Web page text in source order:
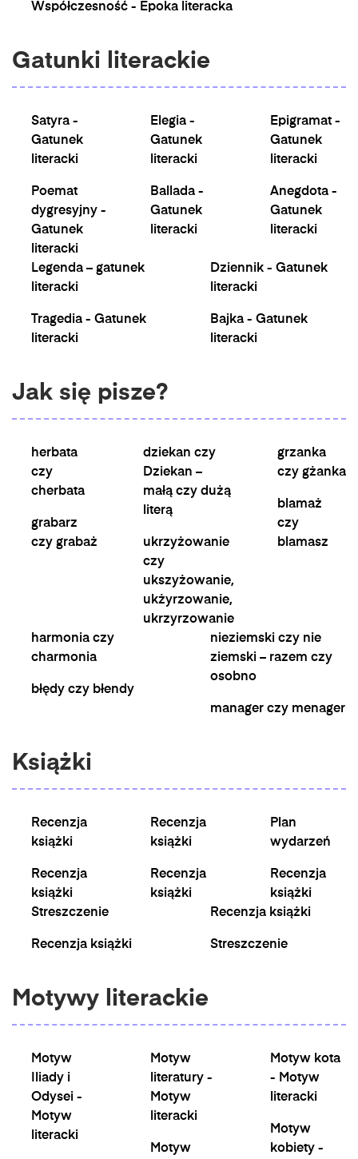
Współczesność - Epoka literacka
Gatunki literackie
Satyra -
Gatunek
literacki
Poemat
dygresyjny -
Gatunek
literacki
Elegia -
Gatunek
literacki
Ballada -
Gatunek
literacki
Epigramat -
Gatunek
literacki
Anegdota -
Gatunek
literacki
Legenda – gatunek
literacki
Tragedia - Gatunek
literacki
Dziennik - Gatunek
literacki
Bajka - Gatunek
literacki
Jak się pisze?
herbata
czy
cherbata
grabarz
czy grabaż
dziekan czy
Dziekan –
małą czy dużą
literą
ukrzyżowanie
czy
ukszyżowanie,
ukżyrzowanie,
ukrzyrzowanie
grzanka
czy gżanka
blamaż
czy
blamasz
harmonia czy
charmonia
błędy czy błendy
nieziemski czy nie
ziemski – razem czy
osobno
manager czy menager
Książki
Recenzja
książki
Recenzja
książki
Recenzja
książki
Recenzja
książki
Plan
wydarzeń
Recenzja
książki
Streszczenie
Recenzja książki
Recenzja książki
Streszczenie
Motywy literackie
Motyw
Iliady i
Odysei -
Motyw
literacki
Motyw
literatury -
Motyw
literacki
Motyw
Motyw kota
- Motyw
literacki
Motyw
kobiety -